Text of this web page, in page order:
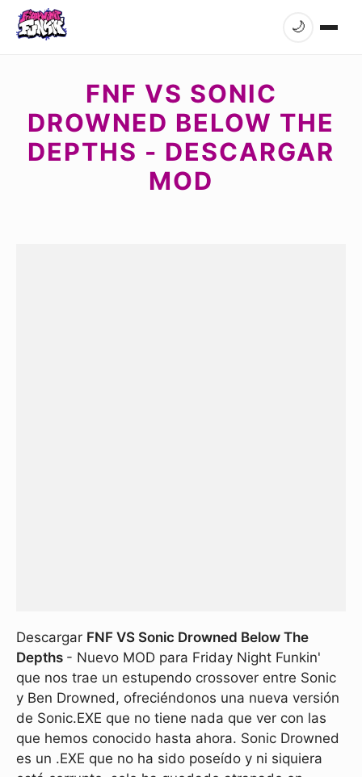
🌙
FNF VS SONIC
DROWNED BELOW THE
DEPTHS - DESCARGAR
MOD
Descargar FNF VS Sonic Drowned Below The
Depths - Nuevo MOD para Friday Night Funkin'
que nos trae un estupendo crossover entre Sonic
y Ben Drowned, ofreciéndonos una nueva versión
de Sonic.EXE que no tiene nada que ver con las
que hemos conocido hasta ahora. Sonic Drowned
es un .EXE que no ha sido poseído y ni siquiera